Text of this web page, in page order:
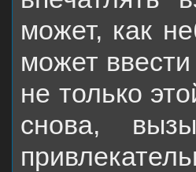
может, как
может
не только
снова,